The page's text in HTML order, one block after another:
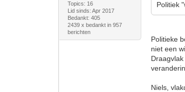
Topics: 16
Lid sinds: Apr 2017
Bedankt: 405
2439 x bedankt in 957
berichten
Politiek
Politieke
niet een
Niels,